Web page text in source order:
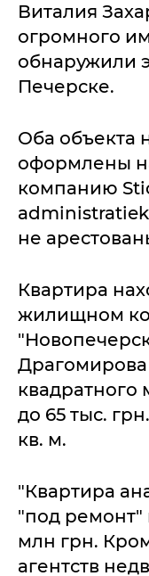
Виталия
огромного
обнаружили
Печерске.
Оба объекта
оформлены
компанию
не
Квартира
жилищном
Драгомирова
квадратного
до 65 тыс.
кв. м.
"Квартира
"под ремонт"
млн грн.
агентств